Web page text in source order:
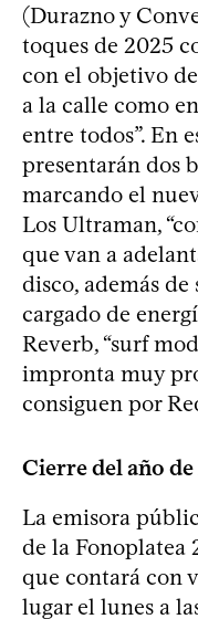
(Durazno y
toques de 2025
con el objetivo
a la calle como
entre todos”. En
presentarán dos
marcando el
Los Ultraman,
que van a
disco, además
cargado de
Reverb, “surf
impronta muy
consiguen por
Cierre del año
La emisora
de la Fonoplatea
que contará con
lugar el lunes a